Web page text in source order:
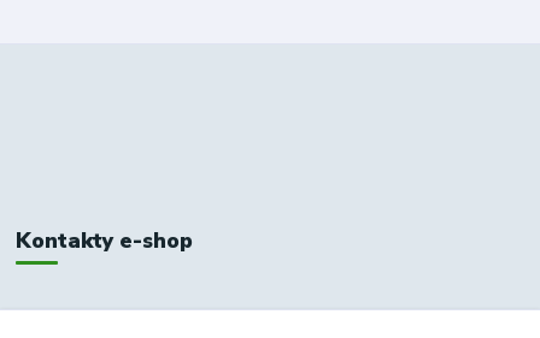
Kontakty e-shop
+420 326 748 155